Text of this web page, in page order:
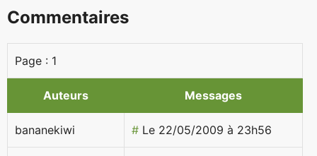
Commentaires
Page : 1
Auteurs Messages
bananekiwi # Le 22/05/2009 à 23h56